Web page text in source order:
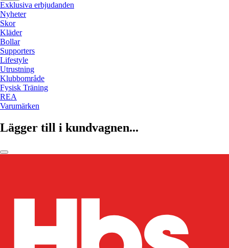
Exklusiva erbjudanden
Nyheter
Skor
Kläder
Bollar
Supporters
Lifestyle
Utrustning
Klubbområde
Fysisk Träning
REA
Varumärken
Lägger till i kundvagnen...